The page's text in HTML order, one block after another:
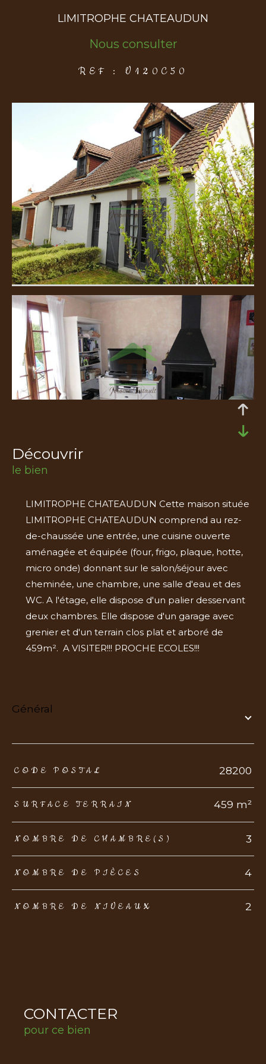
LIMITROPHE CHATEAUDUN
Nous consulter
REF : V120C50
découvrir
le bien
LIMITROPHE CHATEAUDUN Cette maison située
LIMITROPHE CHATEAUDUN comprend au rez-
de-chaussée une entrée, une cuisine ouverte
aménagée et équipée (four, frigo, plaque, hotte,
micro onde) donnant sur le salon/séjour avec
cheminée, une chambre, une salle d'eau et des
WC. A l'étage, elle dispose d'un palier desservant
deux chambres. Elle dispose d'un garage avec
grenier et d'un terrain clos plat et arboré de
459m². A VISITER!!! PROCHE ECOLES!!!
général
TRAD_ZEPHYR_Caracteristique TRAD_ZEPHYR_Valeurs
CODE POSTAL 28200
SURFACE TERRAIN 459 m²
NOMBRE DE CHAMBRE(S) 3
NOMBRE DE PIÈCES 4
NOMBRE DE NIVEAUX 2
CONTACTER
pour ce bien